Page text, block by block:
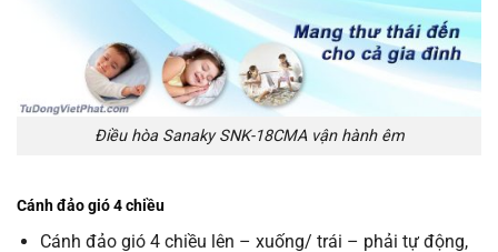
Điều hòa Sanaky SNK-18CMA vận hành êm
Cánh đảo gió 4 chiều
Cánh đảo gió 4 chiều lên – xuống/ trái – phải tự động,